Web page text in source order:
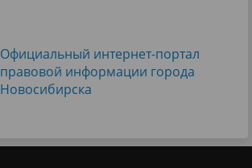
Официальный интернет-портал
правовой информации города
Новосибирска